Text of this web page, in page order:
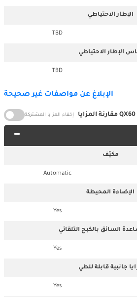
الإطار الاحتياطي
TBD
الإطار الاحتياطي
TBD
الإبلاغ عن مواصفات غير صحيحة
إخفاء المزايا المشتركة
مكيّف
Automatic
الإضاءة المحيطة
Yes
السائق بالكبح التلقائي
Yes
جانبية قابلة للطي
Yes